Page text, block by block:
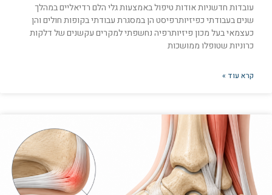
עובדות חדשניות אודות טיפול באמצעות גלי הלם רדיאליים במהלך
שנים בעבודתי כפיזיותרפיסט הן במסגרת עבודתי בקופות חולים והן
כעצמאי בעל מכון פיזיותרפיה נחשפתי למקרים עקשנים של דלקות
כרוניות שטופלו ממושכות
קרא עוד »